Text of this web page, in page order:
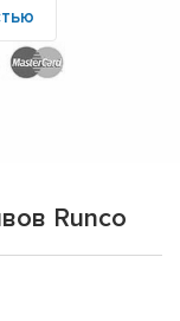
Runco